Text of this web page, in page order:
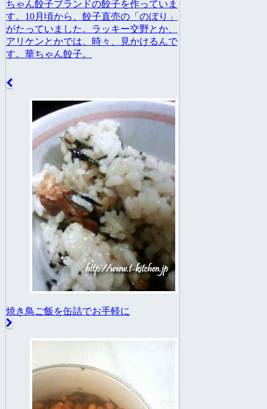
ちゃん餃子ブランドの餃子を作っていま
す。10月頃から、餃子直売の「のぼり」
がたっていました。ラッキー交野とか、
アリケンとかでは、時々、見かけるんで
す。華ちゃん餃子。
焼き鳥ご飯を缶詰でお手軽に